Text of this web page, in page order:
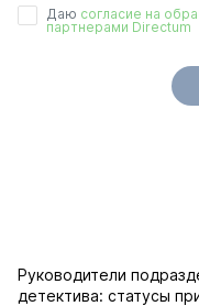
Даю согласие на
партнерами Directum
Руководители
детектива: статусы